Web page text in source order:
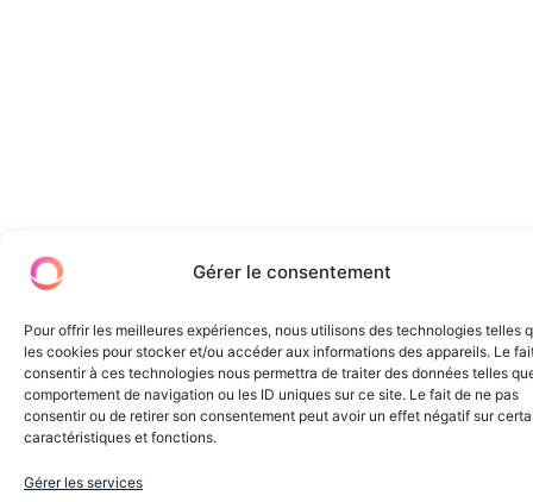
Gérer le consentement
Pour offrir les meilleures expériences, nous utilisons des technologies telles
les cookies pour stocker et/ou accéder aux informations des appareils. Le
consentir à ces technologies nous permettra de traiter des données telles
comportement de navigation ou les ID uniques sur ce site. Le fait de ne pas
consentir ou de retirer son consentement peut avoir un effet négatif sur
caractéristiques et fonctions.
Gérer les services